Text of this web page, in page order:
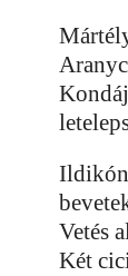
Vetés
Két